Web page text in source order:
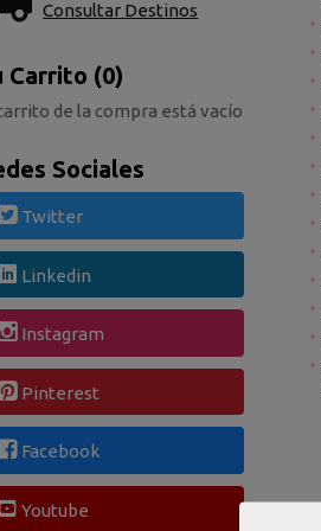
Consultar Destinos
Carrito (0)
de la compra está vacío
Sociales
Twitter
Linkedin
Instagram
Pinterest
Facebook
Youtube